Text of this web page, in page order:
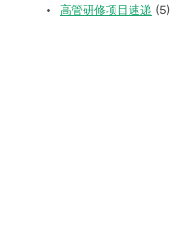
高管研修项目速递 (5)